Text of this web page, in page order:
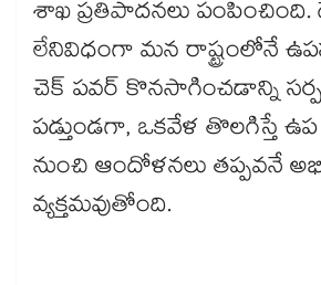
శాఖ ప్రతిపాదనలు
లేనివిధంగా మన రాష్ట్రంలోనే
చెక్​ పవర్ ​కొనసాగించడాన్ని
పడ్తుండగా, ఒకవేళ తొలగిస్తే ఉప
నుంచి ఆందోళనలు తప్పవనే
వ్యక్తమవుతోంది.